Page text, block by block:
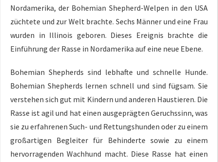
Nordamerika, der Bohemian Shepherd-Welpen in den USA
züchtete und zur Welt brachte. Sechs Männer und eine Frau
wurden in Illinois geboren. Dieses Ereignis brachte die
Einführung der Rasse in Nordamerika auf eine neue Ebene.
Bohemian Shepherds sind lebhafte und schnelle Hunde.
Bohemian Shepherds lernen schnell und sind fügsam. Sie
verstehen sich gut mit Kindern und anderen Haustieren. Die
Rasse ist agil und hat einen ausgeprägten Geruchssinn, was
sie zu erfahrenen Such- und Rettungshunden oder zu einem
großartigen Begleiter für Behinderte sowie zu einem
hervorragenden Wachhund macht. Diese Rasse hat einen